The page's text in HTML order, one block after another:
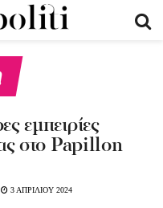
εμπειρίες
στο Papillon
3 ΑΠΡΙΛΙΟΥ 2024